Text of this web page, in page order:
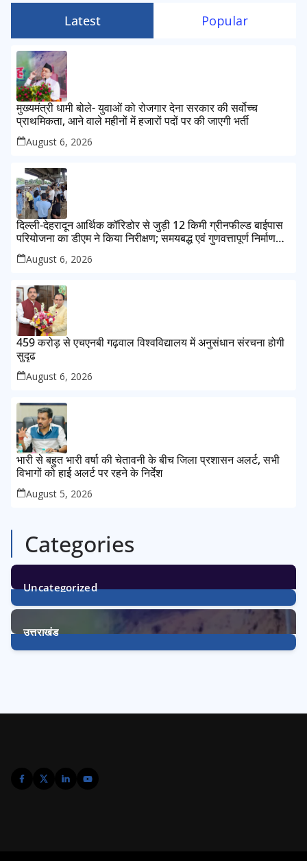
Latest Popular
मुख्यमंत्री धामी बोले- युवाओं को रोजगार देना सरकार की सर्वोच्च
प्राथमिकता, आने वाले महीनों में हजारों पदों पर की जाएगी भर्ती
August 6, 2026
दिल्ली-देहरादून आर्थिक कॉरिडोर से जुड़ी 12 किमी ग्रीनफील्ड बाईपास
परियोजना का डीएम ने किया निरीक्षण; समयबद्ध एवं गुणवत्तापूर्ण निर्माण
सुनिश्चित करने के निर्देश, सुरक्षा मानकों से कोई समझौता नहींः डीएम
August 6, 2026
459 करोड़ से एचएनबी गढ़वाल विश्वविद्यालय में अनुसंधान संरचना होगी
सुदृढ
August 6, 2026
भारी से बहुत भारी वर्षा की चेतावनी के बीच जिला प्रशासन अलर्ट, सभी
विभागों को हाई अलर्ट पर रहने के निर्देश
August 5, 2026
Categories
Uncategorized
1Post
उत्तराखंड